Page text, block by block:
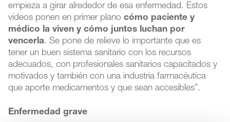
empieza a girar alrededor de esa enfermedad. Estos
vídeos ponen en primer planocómo paciente y
médico la viven y cómo juntos luchan por
vencerla. Se pone de relieve lo importante que es
tener un buen sistema sanitario con los recursos
adecuados, con profesionales sanitarios capacitados y
motivados y también con una industria farmacéutica
que aporte medicamentos y que sean accesibles”.
Enfermedad grave